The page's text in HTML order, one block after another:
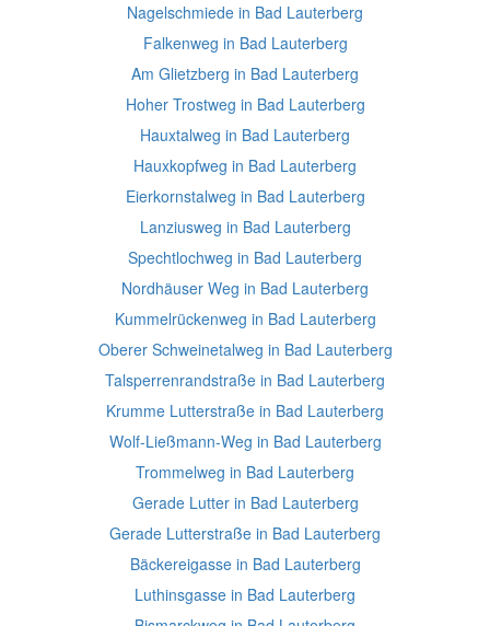
Nagelschmiede in Bad Lauterberg
Falkenweg in Bad Lauterberg
Am Glietzberg in Bad Lauterberg
Hoher Trostweg in Bad Lauterberg
Hauxtalweg in Bad Lauterberg
Hauxkopfweg in Bad Lauterberg
Eierkornstalweg in Bad Lauterberg
Lanziusweg in Bad Lauterberg
Spechtlochweg in Bad Lauterberg
Nordhäuser Weg in Bad Lauterberg
Kummelrückenweg in Bad Lauterberg
Oberer Schweinetalweg in Bad Lauterberg
Talsperrenrandstraße in Bad Lauterberg
Krumme Lutterstraße in Bad Lauterberg
Wolf-Ließmann-Weg in Bad Lauterberg
Trommelweg in Bad Lauterberg
Gerade Lutter in Bad Lauterberg
Gerade Lutterstraße in Bad Lauterberg
Bäckereigasse in Bad Lauterberg
Luthinsgasse in Bad Lauterberg